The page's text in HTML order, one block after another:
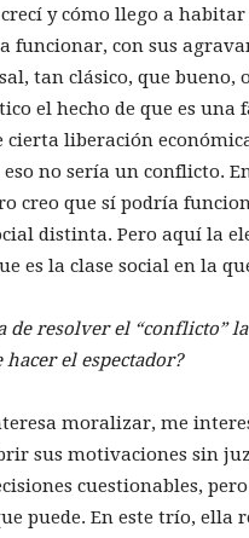
y cómo llego a habitar
funcionar, con sus
tan clásico, que bueno,
el hecho de que es una
liberación
no sería un conflicto.
creo que sí podría
distinta. Pero aquí la
es la clase social en la
resolver el “conflicto”
el espectador?
moralizar, me
sus motivaciones sin
cuestionables,
puede. En este trío, ella